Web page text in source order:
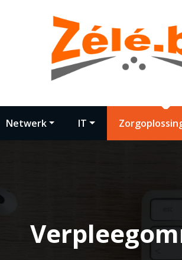
Netwerk IT